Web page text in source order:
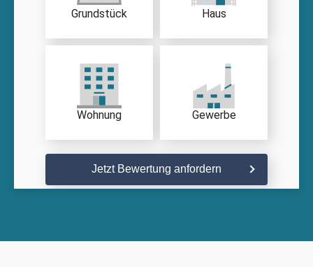
Grundstück Haus
Wohnung Gewerbe
Jetzt Bewertung anfordern